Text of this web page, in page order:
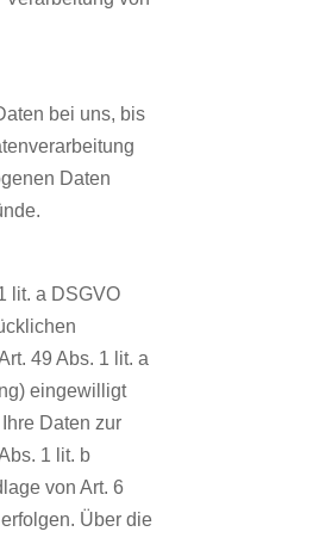
bei uns, bis
Daten
lit. a DSGVO
49 Abs. 1 lit. a
eingewilligt
Daten zur
1 lit. b
von Art. 6
Über die